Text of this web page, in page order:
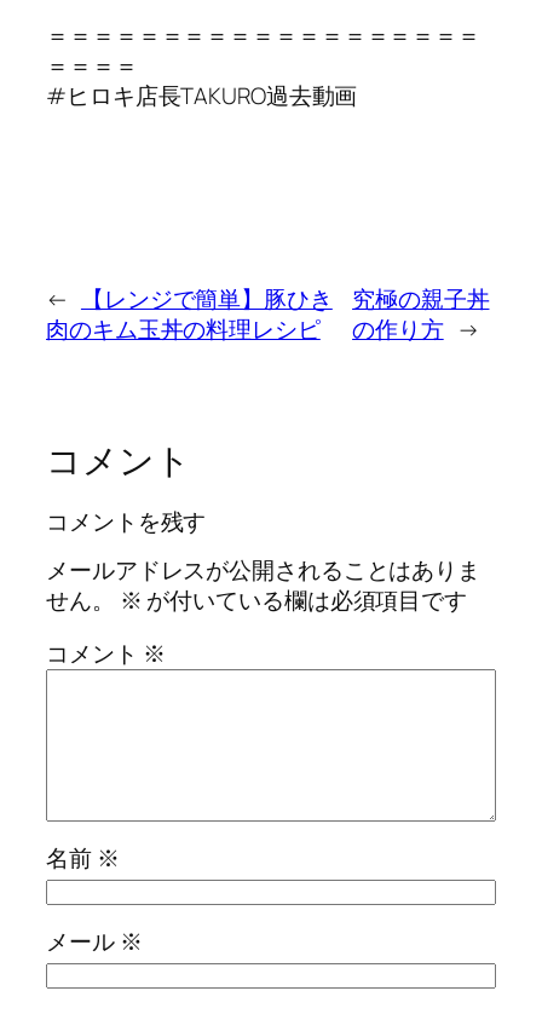
＝＝＝＝＝＝＝＝＝＝＝＝＝＝＝＝＝＝＝
＝＝＝＝
#ヒロキ店長TAKURO過去動画
←
【レンジで簡単】豚ひき
肉のキム玉丼の料理レシピ
究極の親子丼
の作り方 →
コメント
コメントを残す
メールアドレスが公開されることはありま
せん。
※ が付いている欄は必須項目です
コメント ※
名前 ※
メール ※